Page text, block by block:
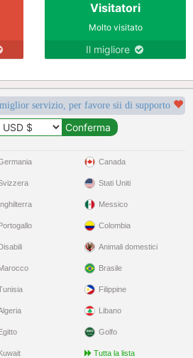
Visitatori
Molto visitato
Il migliore
servizio, per favore sii di supporto
Canada
Stati Uniti
Messico
Colombia
Animali domestici
Brasile
Filippine
Libano
Golfo
Tutta la lista